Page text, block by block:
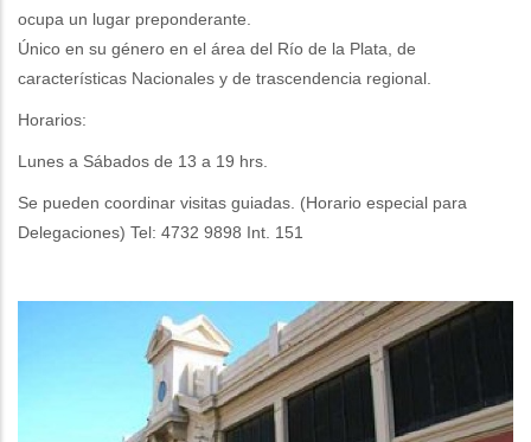
ocupa un lugar preponderante.
Único en su género en el área del Río de la Plata, de
características Nacionales y de trascendencia regional.
Horarios:
Lunes a Sábados de 13 a 19 hrs.
Se pueden coordinar visitas guiadas. (Horario especial para
Delegaciones) Tel: 4732 9898 Int. 151